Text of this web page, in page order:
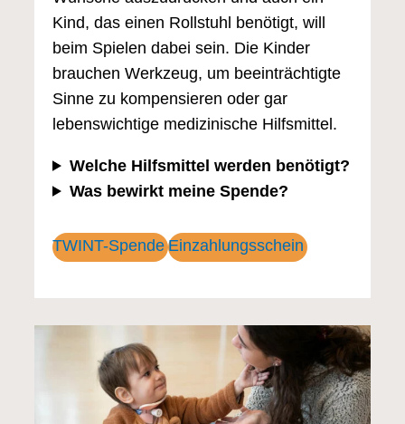
Kind, das einen Rollstuhl benötigt, will
beim Spielen dabei sein. Die Kinder
brauchen Werkzeug, um beeinträchtigte
Sinne zu kompensieren oder gar
lebenswichtige medizinische Hilfsmittel.
Welche Hilfsmittel werden benötigt?
Was bewirkt meine Spende?
TWINT-Spende Einzahlungsschein